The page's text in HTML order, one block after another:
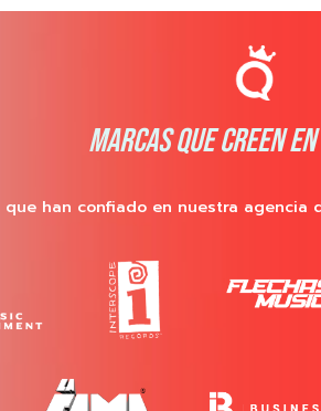
MARCAS QUE CREEN
que han confiado en nuestra agencia